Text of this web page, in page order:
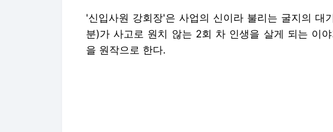
'신입사원 강회장'은 사업의 신이라 불리는 굴지의 대
분)가 사고로 원치 않는 2회 차 인생을 살게 되는 이
을 원작으로 한다.